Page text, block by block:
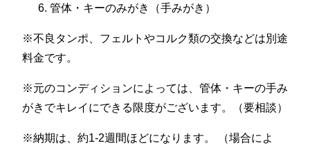
管体・キーのみがき（手みがき）
※不良タンポ、フェルトやコルク類の交換などは別途
料金です。
※元のコンディションによっては、管体・キーの手み
がきでキレイにできる限度がございます。（要相談）
※納期は、約1-2週間ほどになります。 （場合によ